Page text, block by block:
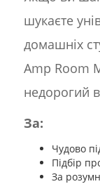
шукаєте
домашніх
Amp Room
недорогий
За:
Чудово
Підбір
За